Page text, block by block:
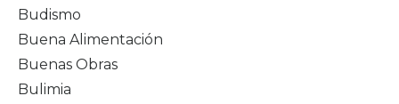
Budismo
Buena Alimentación
Buenas Obras
Bulimia